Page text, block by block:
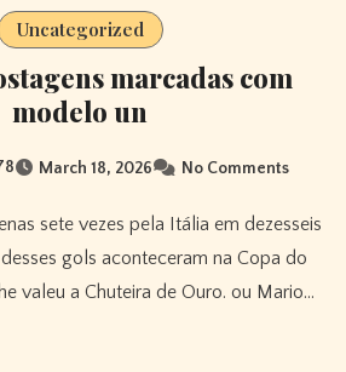
Uncategorized
marcadas com
modelo un
March 18, 2026 No Comments
gols aconteceram na Copa do
valeu a Chuteira de Ouro. ou Mario…